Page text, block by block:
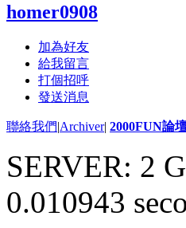
homer0908
加為好友
給我留言
打個招呼
發送消息
聯絡我們|Archiver| 2000FUN論
SERVER: 2
0.010943